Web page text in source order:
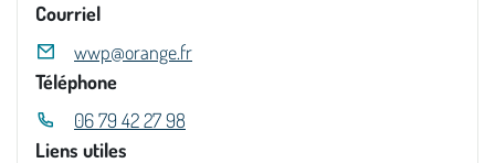
Courriel
wwp@orange.fr
Téléphone
06 79 42 27 98
Liens utiles